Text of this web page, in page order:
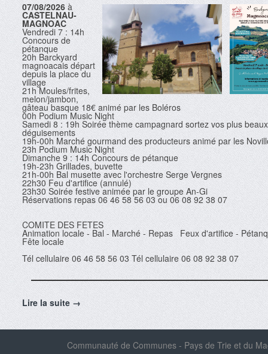
07/08/2026 à
CASTELNAU-
MAGNOAC
Vendredi 7 : 14h
Concours de
pétanque
20h Barckyard
magnoacais départ
depuis la place du
village
21h Moules/frites,
melon/jambon,
gâteau basque 18€ animé par les Boléros
00h Podium Music Night
Samedi 8 : 19h Soirée thème campagnard sortez vos plus beaux
déguisements
19h-00h Marché gourmand des producteurs animé par les
23h Podium Music Night
Dimanche 9 : 14h Concours de pétanque
19h-23h Grillades, buvette
21h-00h Bal musette avec l'orchestre Serge Vergnes
22h30 Feu d'artifice (annulé)
23h30 Soirée festive animée par le groupe An-Gi
Réservations repas 06 46 58 56 03 ou 06 08 92 38 07
COMITE DES FETES
Animation locale - Bal - Marché - Repas Feux d'artifice -
Fête locale
Tél cellulaire 06 46 58 56 03 Tél cellulaire 06 08 92 38 07
Lire la suite →
Communauté de Communes - Pays de Trie et du